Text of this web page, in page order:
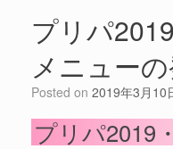
プリパ
メニューの
Posted on 2019年3月10
プリパ2019